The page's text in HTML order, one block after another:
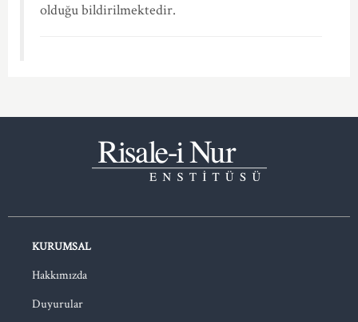
olduğu bildirilmektedir.
KURUMSAL
Hakkımızda
Duyurular